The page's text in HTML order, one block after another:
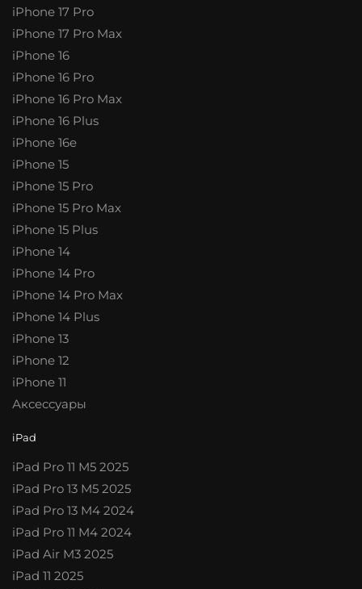
iPhone 17 Pro
iPhone 17 Pro Max
iPhone 16
iPhone 16 Pro
iPhone 16 Pro Max
iPhone 16 Plus
iPhone 16e
iPhone 15
iPhone 15 Pro
iPhone 15 Pro Max
iPhone 15 Plus
iPhone 14
iPhone 14 Pro
iPhone 14 Pro Max
iPhone 14 Plus
iPhone 13
iPhone 12
iPhone 11
Аксессуары
iPad
iPad Pro 11 M5 2025
iPad Pro 13 M5 2025
iPad Pro 13 M4 2024
iPad Pro 11 M4 2024
iPad Air M3 2025
iPad 11 2025